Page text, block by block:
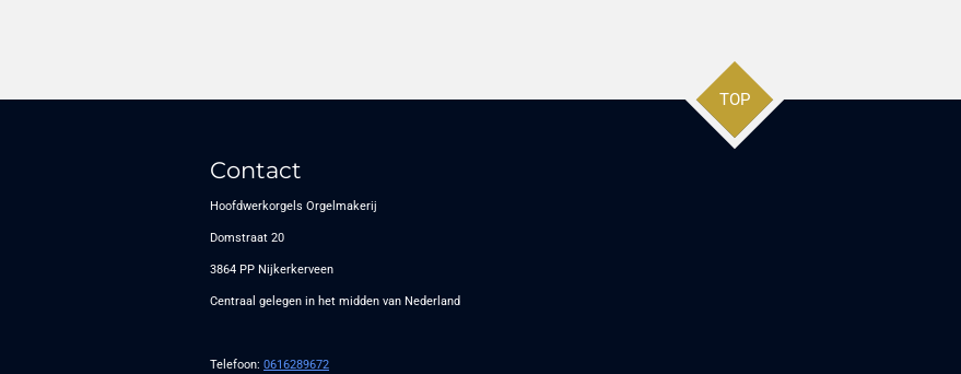
TOP
Contact
Hoofdwerkorgels Orgelmakerij
Domstraat 20
3864 PP Nijkerkerveen
Centraal gelegen in het midden van Nederland
Telefoon: 0616289672